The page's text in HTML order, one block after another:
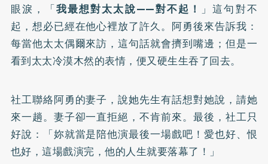
眼淚，「我最想對太太說——對不起！ 」這句對不
起，想必已經在他心裡放了許久。阿勇後來告訴我：
每當他太太偶爾來訪，這句話就會擠到嘴邊；但是一
看到太太冷漠木然的表情，便又硬生生吞了回去。
社工聯絡阿勇的妻子，說她先生有話想對她說，請她
來一趟。妻子卻一直拒絕，不肯前來。最後，社工只
好說：「妳就當是陪他演最後一場戲吧！愛也好、恨
也好，這場戲演完，他的人生就要落幕了！」